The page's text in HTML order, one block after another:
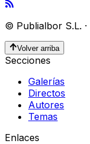
© Publialbor S.L. ·
Volver arriba
Secciones
Galerías
Directos
Autores
Temas
Enlaces